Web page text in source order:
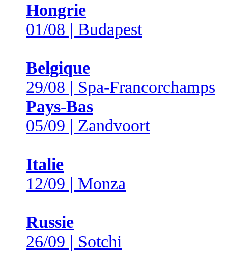
Hongrie
01/08 | Budapest
Belgique
29/08 | Spa-Francorchamps
Pays-Bas
05/09 | Zandvoort
Italie
12/09 | Monza
Russie
26/09 | Sotchi